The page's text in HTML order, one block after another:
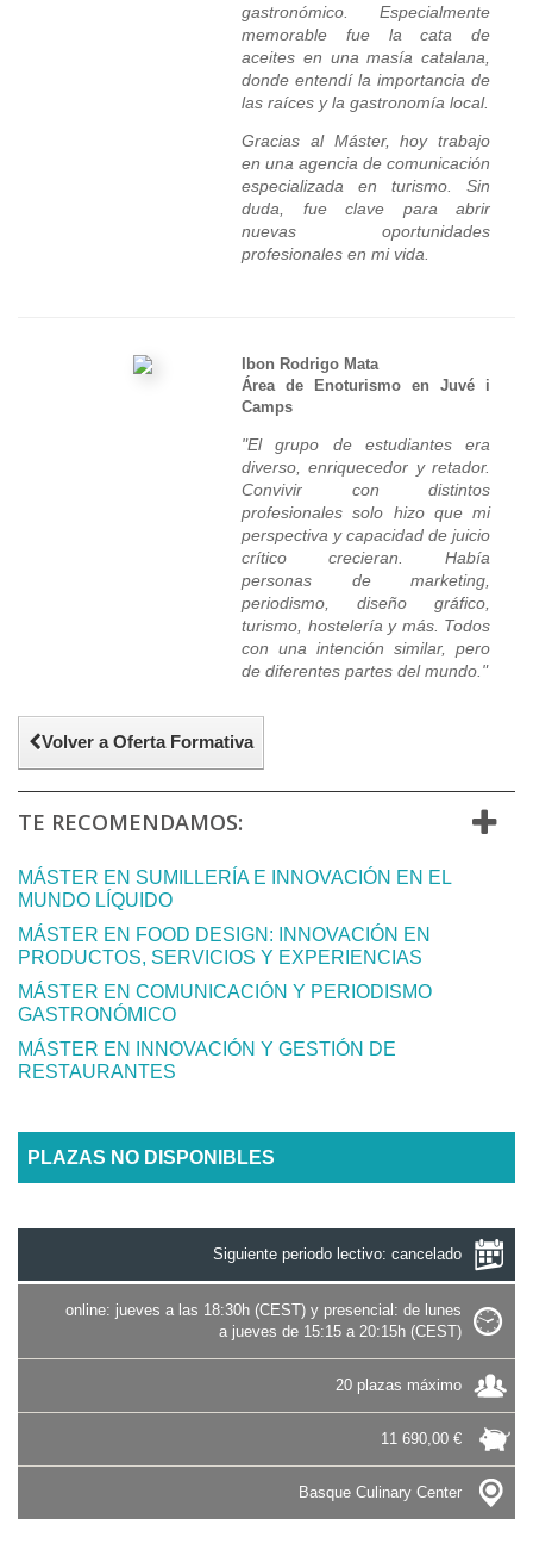
gastronómico. Especialmente
memorable fue la cata de
aceites en una masía catalana,
donde entendí la importancia de
las raíces y la gastronomía local.
Gracias al Máster, hoy trabajo
en una agencia de comunicación
especializada en turismo. Sin
duda, fue clave para abrir
nuevas oportunidades
profesionales en mi vida.
Ibon Rodrigo Mata
Área de Enoturismo en Juvé i
Camps
"El grupo de estudiantes era
diverso, enriquecedor y retador.
Convivir con distintos
profesionales solo hizo que mi
perspectiva y capacidad de juicio
crítico crecieran. Había
personas de marketing,
periodismo, diseño gráfico,
turismo, hostelería y más. Todos
con una intención similar, pero
de diferentes partes del mundo."
Volver a Oferta Formativa
TE RECOMENDAMOS:
MÁSTER EN SUMILLERÍA E INNOVACIÓN EN EL
MUNDO LÍQUIDO
MÁSTER EN FOOD DESIGN: INNOVACIÓN EN
PRODUCTOS, SERVICIOS Y EXPERIENCIAS
MÁSTER EN COMUNICACIÓN Y PERIODISMO
GASTRONÓMICO
MÁSTER EN INNOVACIÓN Y GESTIÓN DE
RESTAURANTES
PLAZAS NO DISPONIBLES
Siguiente periodo lectivo: cancelado
online: jueves a las 18:30h (CEST) y presencial: de lunes
a jueves de 15:15 a 20:15h (CEST)
20 plazas máximo
11 690,00 €
Basque Culinary Center